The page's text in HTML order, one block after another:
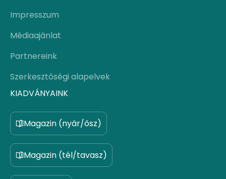
Impresszum
Médiaajánlat
Partnereink
Szerkesztőségi alapelvek
KIADVÁNYAINK
Magazin (nyár/ősz)
Magazin (tél/tavasz)